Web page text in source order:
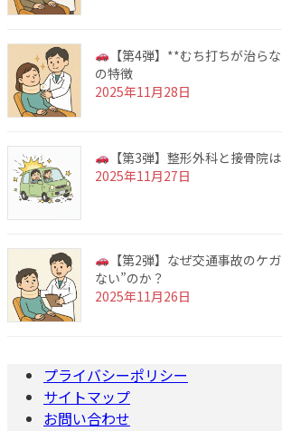
【第4弾】**むち打ちが治ら
の特徴
2025年11月28日
【第3弾】整形外科と接骨院
2025年11月27日
【第2弾】なぜ交通事故のケ
ない”のか？
2025年11月26日
プライバシーポリシー
サイトマップ
お問い合わせ